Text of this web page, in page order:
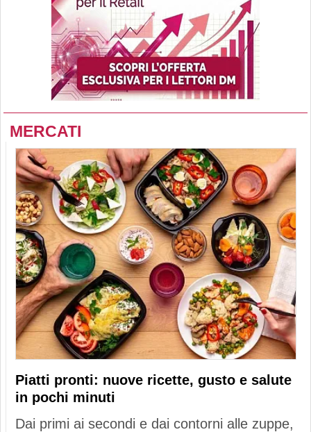
MERCATI
Piatti pronti: nuove ricette, gusto e salute
in pochi minuti
Dai primi ai secondi e dai contorni alle zuppe,